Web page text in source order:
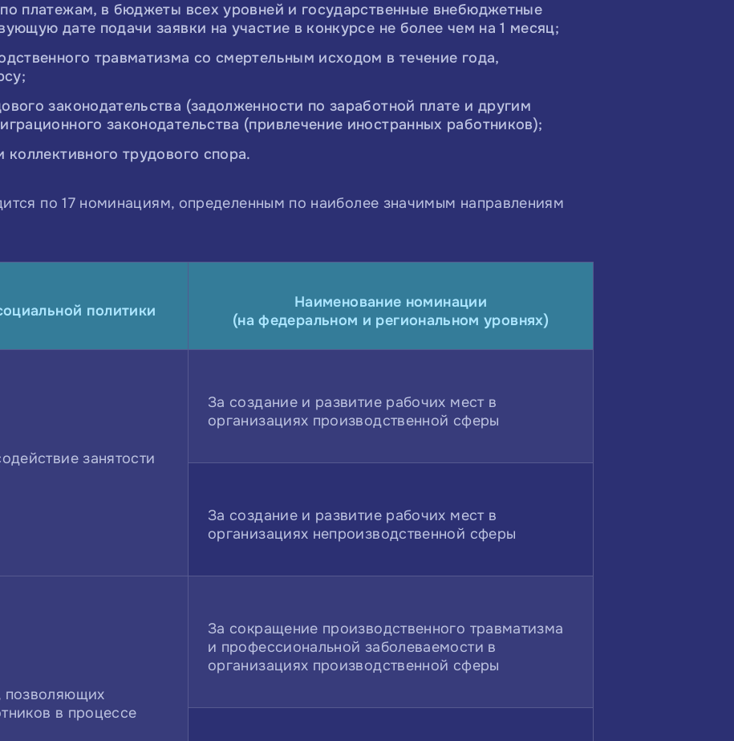
платежам, в бюджеты всех уровней и государственные внебюджетные
дате подачи заявки на участие в конкурсе не более чем на 1 месяц;
травматизма со смертельным исходом в течение года,
законодательства (задолженности по заработной плате и другим
законодательства (привлечение иностранных работников);
коллективного трудового спора.
по 17 номинациям, определенным по наиболее значимым направлениям
политики
Наименование номинации
(на федеральном и региональном уровнях)
занятости
За создание и развитие рабочих мест в
организациях производственной сферы
За создание и развитие рабочих мест в
организациях непроизводственной сферы
позволяющих
в процессе
За сокращение производственного травматизма
и профессиональной заболеваемости в
организациях производственной сферы